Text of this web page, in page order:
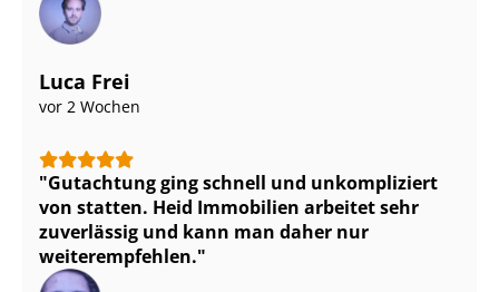
Luca Frei
vor 2 Wochen
Gutachtung ging schnell und unkompliziert
von statten. Heid Immobilien arbeitet sehr
zuverlässig und kann man daher nur
weiterempfehlen.